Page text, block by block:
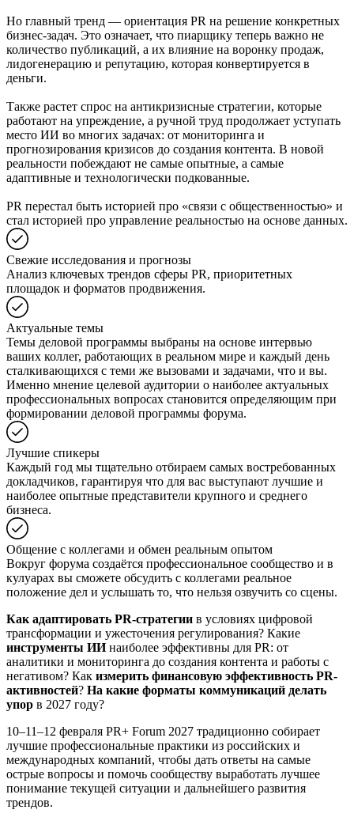
Но главный тренд — ориентация PR на решение конкретных
бизнес-задач. Это означает, что пиарщику теперь важно не
количество публикаций, а их влияние на воронку продаж,
лидогенерацию и репутацию, которая конвертируется в
деньги.
Также растет спрос на антикризисные стратегии, которые
работают на упреждение, а ручной труд продолжает уступать
место ИИ во многих задачах: от мониторинга и
прогнозирования кризисов до создания контента. В новой
реальности побеждают не самые опытные, а самые
адаптивные и технологически подкованные.
PR перестал быть историей про «связи с общественностью» и
стал историей про управление реальностью на основе данных.
Свежие исследования и прогнозы
Анализ ключевых трендов сферы PR, приоритетных
площадок и форматов продвижения.
Актуальные темы
Темы деловой программы выбраны на основе интервью
ваших коллег, работающих в реальном мире и каждый день
сталкивающихся с теми же вызовами и задачами, что и вы.
Именно мнение целевой аудитории о наиболее актуальных
профессиональных вопросах становится определяющим при
формировании деловой программы форума.
Лучшие спикеры
Каждый год мы тщательно отбираем самых востребованных
докладчиков, гарантируя что для вас выступают лучшие и
наиболее опытные представители крупного и среднего
бизнеса.
Общение с коллегами и обмен реальным опытом
Вокруг форума создаётся профессиональное сообщество и в
кулуарах вы сможете обсудить с коллегами реальное
положение дел и услышать то, что нельзя озвучить со сцены.
Как адаптировать PR-стратегии в условиях цифровой
трансформации и ужесточения регулирования? Какие
инструменты ИИнаиболее эффективны для PR: от
аналитики и мониторинга до создания контента и работы с
негативом? Как измерить финансовую эффективность PR-
активностей? На какие форматы коммуникаций делать
упор в 2027 году?
10–11–12 февраля PR+ Forum 2027 традиционно собирает
лучшие профессиональные практики из российских и
международных компаний, чтобы дать ответы на самые
острые вопросы и помочь сообществу выработать лучшее
понимание текущей ситуации и дальнейшего развития
трендов.